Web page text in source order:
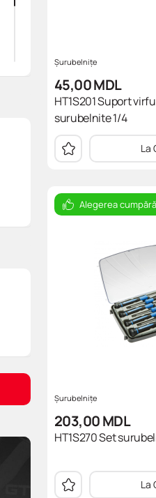
Șurubelnițe
45,00MDL
HT1S201 Suport
surubelnite 1/4
La
Alegerea
Șurubelnițe
203,00MDL
HT1S270 Set
La